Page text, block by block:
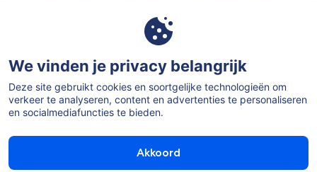
We vinden je privacy belangrijk
Deze site gebruikt cookies en soortgelijke technologieën om
verkeer te analyseren, content en advertenties te personaliseren
en socialmediafuncties te bieden.
Akkoord